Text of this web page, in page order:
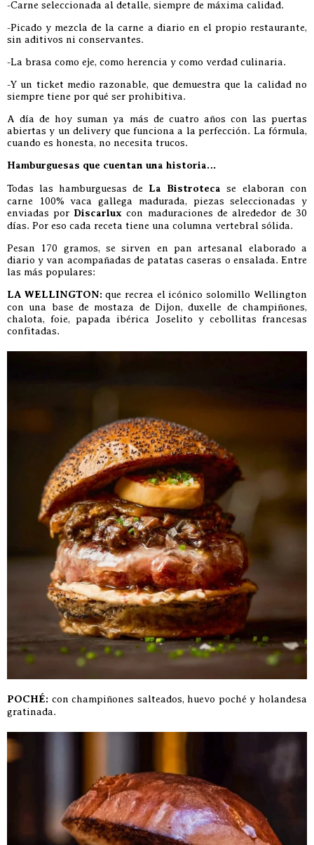
-Carne seleccionada al detalle, siempre de máxima calidad.
-Picado y mezcla de la carne a diario en el propio restaurante,
sin aditivos ni conservantes.
-La brasa como eje, como herencia y como verdad culinaria.
-Y un ticket medio razonable, que demuestra que la calidad no
siempre tiene por qué ser prohibitiva.
A día de hoy suman ya más de cuatro años con las puertas
abiertas y un delivery que funciona a la perfección. La fórmula,
cuando es honesta, no necesita trucos.
Hamburguesas que cuentan una historia…
Todas las hamburguesas de La Bistroteca se elaboran con
carne 100% vaca gallega madurada, piezas seleccionadas y
enviadas por Discarlux con maduraciones de alrededor de 30
días. Por eso cada receta tiene una columna vertebral sólida.
Pesan 170 gramos, se sirven en pan artesanal elaborado a
diario y van acompañadas de patatas caseras o ensalada. Entre
las más populares:
LA WELLINGTON: que recrea el icónico solomillo Wellington
con una base de mostaza de Dijon, duxelle de champiñones,
chalota, foie, papada ibérica Joselito y cebollitas francesas
confitadas.
POCHÉ: con champiñones salteados, huevo poché y holandesa
gratinada.